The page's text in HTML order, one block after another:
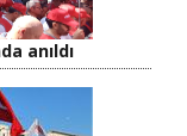
anıldı